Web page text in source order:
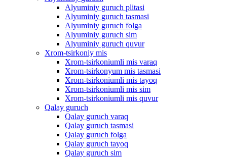
Alyuminiy guruch plitasi
Alyuminiy guruch tasmasi
Alyuminiy guruch folga
Alyuminiy guruch sim
Alyuminiy guruch quvur
Xrom-tsirkoniy mis
Xrom-tsirkoniumli mis varaq
Xrom-tsirkonyum mis tasmasi
Xrom-tsirkoniumli mis tayoq
Xrom-tsirkoniumli mis sim
Xrom-tsirkoniumli mis quvur
Qalay guruch
Qalay guruch varaq
Qalay guruch tasmasi
Qalay guruch folga
Qalay guruch tayoq
Qalay guruch sim